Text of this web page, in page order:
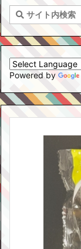
Powered by